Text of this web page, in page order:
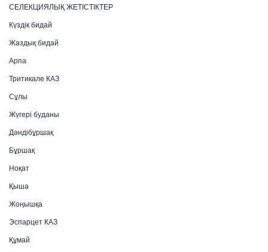
СЕЛЕКЦИЯЛЫҚ ЖЕТІСТІКТЕР
Күздік бидай
Жаздық бидай
Арпа
Тритикале КАЗ
Сұлы
Жүгері буданы
Дәндібұршақ
Бұршақ
Ноқат
Қыша
Жоңышқа
Эспарцет КАЗ
Құмай